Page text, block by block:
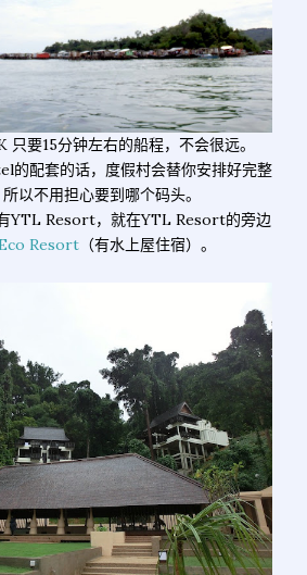
只要15分钟左右的船程，不会很远。
的配套的话，度假村会替你安排好完整
以不用担心要到哪个码头。
YTL Resort，就在YTL Resort的旁边
Resort （有水上屋住宿）。